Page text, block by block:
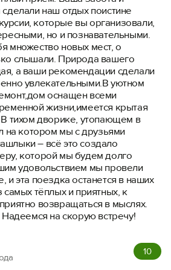
наш отдых поистине
которые вы организовали,
но и познавательными.
множество новых мест, о
слышали. Природа вашего
а ваши рекомендации сделали
увлекательными.В уютном
оснащен всеми
жизни,имеется крытая
тихом дворике, утопающем в
на котором мы с друзьями
– всё это создало
которой мы будем долго
удовольствием мы провели
эта поездка останется в наших
тёплых и приятных, к
возвращаться в мыслях.
на скорую встречу!
10